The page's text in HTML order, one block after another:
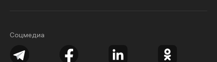
Соцмедиа